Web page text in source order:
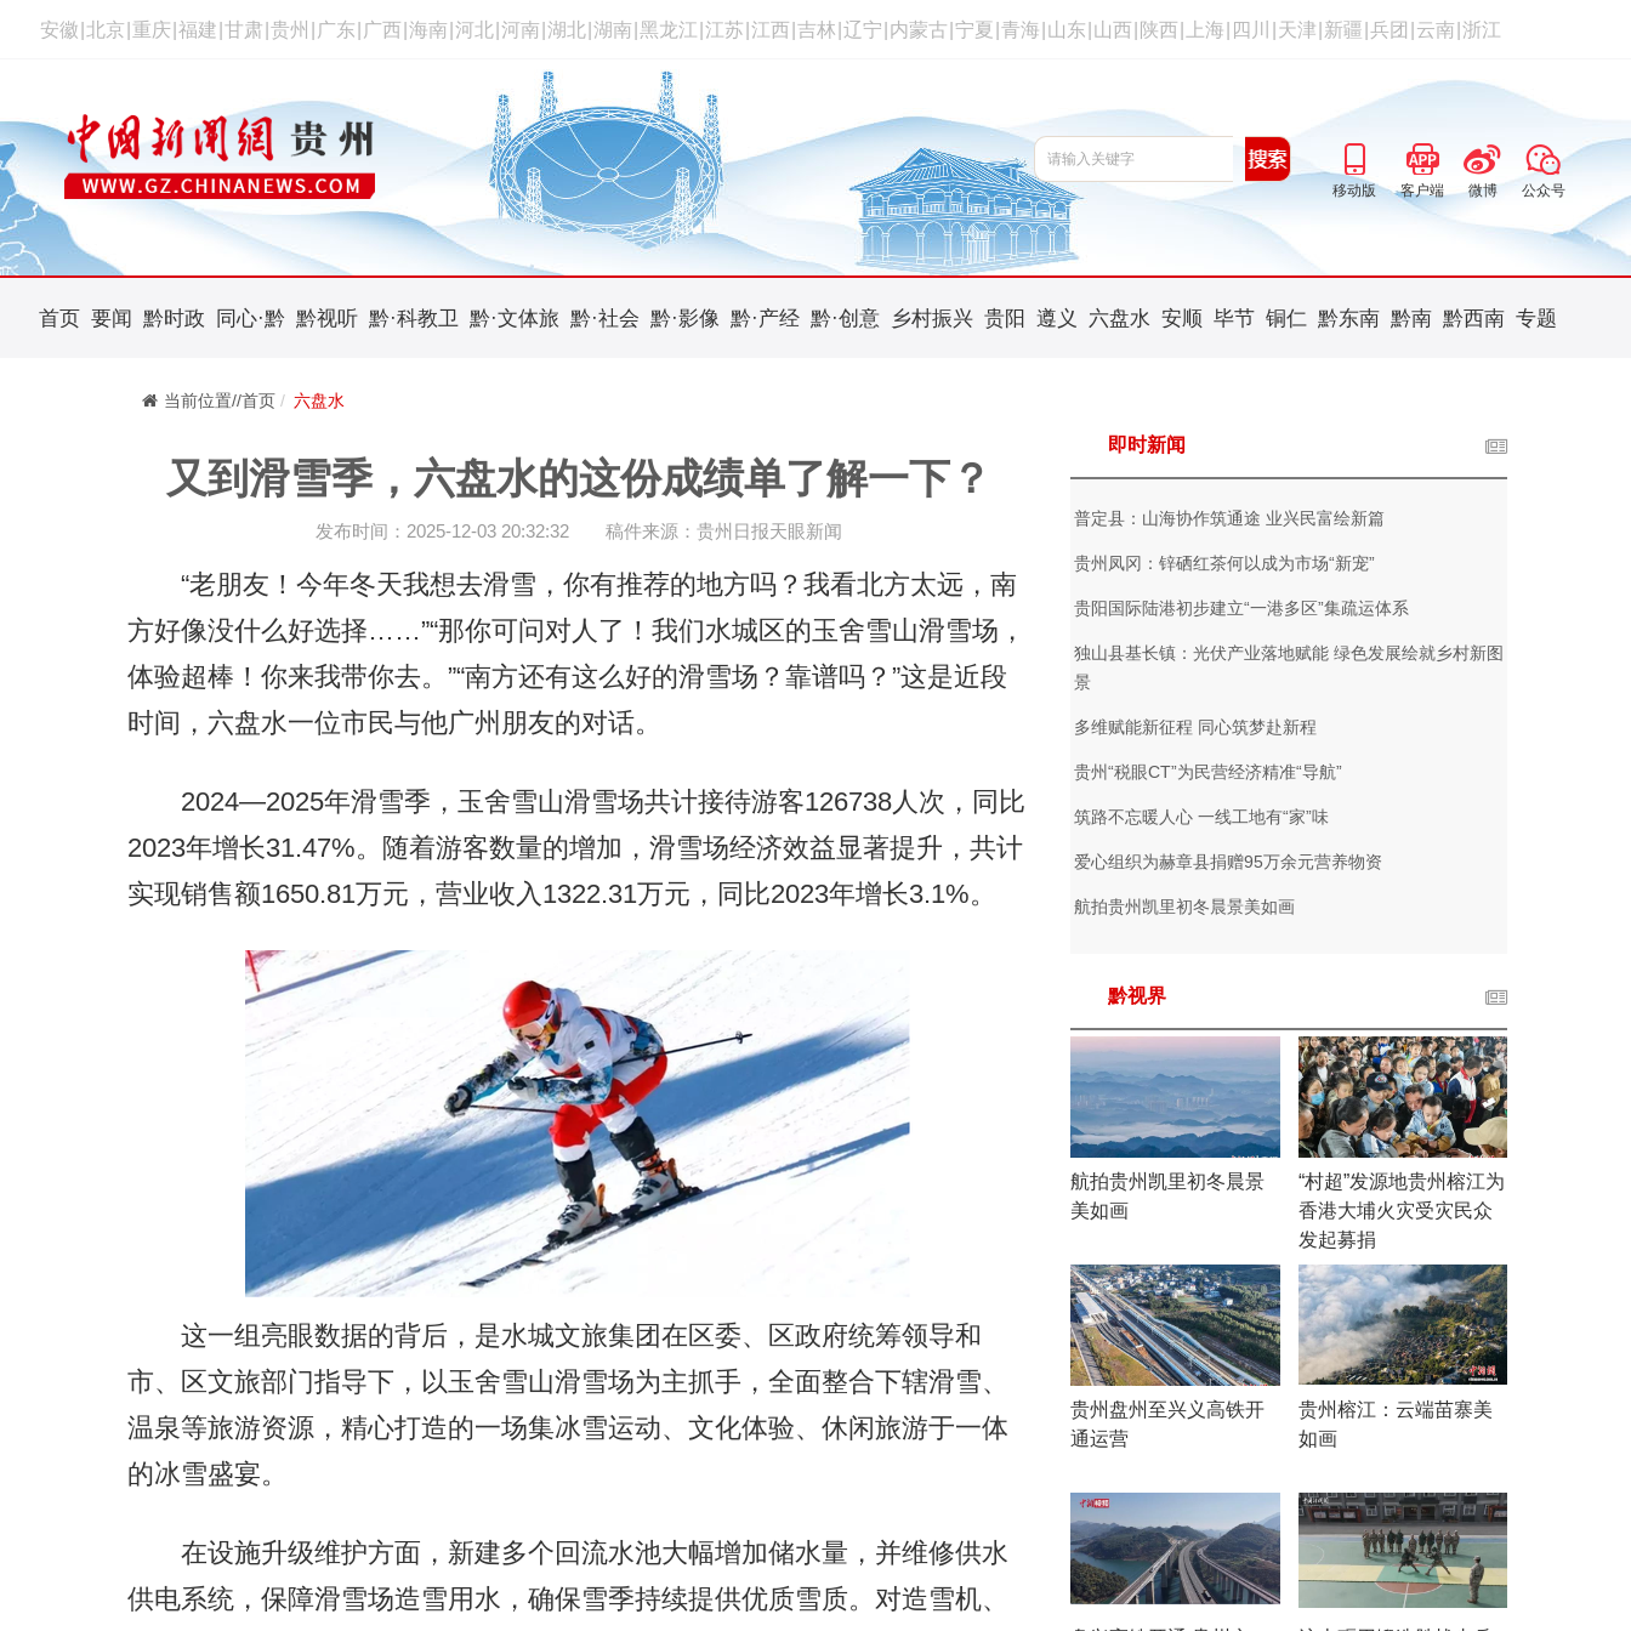
安徽 北京 重庆 福建 甘肃 贵州 广东 广西 海南 河北 河南 湖北 湖南 黑龙江 江苏 江西 吉林 辽宁 内蒙古 宁夏 青海 山东 山西 陕西 上海 四川 天津 新疆 兵团 云南 浙江
移动版 客户端 微博 公众号
首页 要闻 黔时政 同心·黔 黔视听 黔·科教卫 黔·文体旅 黔·社会 黔·影像 黔·产经 黔·创意 乡村振兴 贵阳 遵义 六盘水 安顺 毕节 铜仁 黔东南 黔南 黔西南 专题
当前位置//首页 六盘水
又到滑雪季，六盘水的这份成绩单了解一下？
发布时间：2025-12-03 20:32:32 稿件来源：贵州日报天眼新闻
“老朋友！今年冬天我想去滑雪，你有推荐的地方吗？我看北方太远，南
方好像没什么好选择……”“那你可问对人了！我们水城区的玉舍雪山滑雪场，
体验超棒！你来我带你去。”“南方还有这么好的滑雪场？靠谱吗？”这是近段
时间，六盘水一位市民与他广州朋友的对话。
2024—2025年滑雪季，玉舍雪山滑雪场共计接待游客126738人次，同比
2023年增长31.47%。随着游客数量的增加，滑雪场经济效益显著提升，共计
实现销售额1650.81万元，营业收入1322.31万元，同比2023年增长3.1%。
这一组亮眼数据的背后，是水城文旅集团在区委、区政府统筹领导和
市、区文旅部门指导下，以玉舍雪山滑雪场为主抓手，全面整合下辖滑雪、
温泉等旅游资源，精心打造的一场集冰雪运动、文化体验、休闲旅游于一体
的冰雪盛宴。
在设施升级维护方面，新建多个回流水池大幅增加储水量，并维修供水
供电系统，保障滑雪场造雪用水，确保雪季持续提供优质雪质。对造雪机、
即时新闻
普定县：山海协作筑通途 业兴民富绘新篇
贵州凤冈：锌硒红茶何以成为市场“新宠”
贵阳国际陆港初步建立“一港多区”集疏运体系
独山县基长镇：光伏产业落地赋能 绿色发展绘就乡村新图
景
多维赋能新征程 同心筑梦赴新程
贵州“税眼CT”为民营经济精准“导航”
筑路不忘暖人心 一线工地有“家”味
爱心组织为赫章县捐赠95万余元营养物资
航拍贵州凯里初冬晨景美如画
黔视界
航拍贵州凯里初冬晨景
美如画
“村超”发源地贵州榕江为
香港大埔火灾受灾民众
发起募捐
贵州盘州至兴义高铁开
通运营
贵州榕江：云端苗寨美
如画